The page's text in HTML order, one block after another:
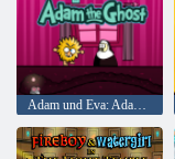
Adam und Eva: Adam der Geist